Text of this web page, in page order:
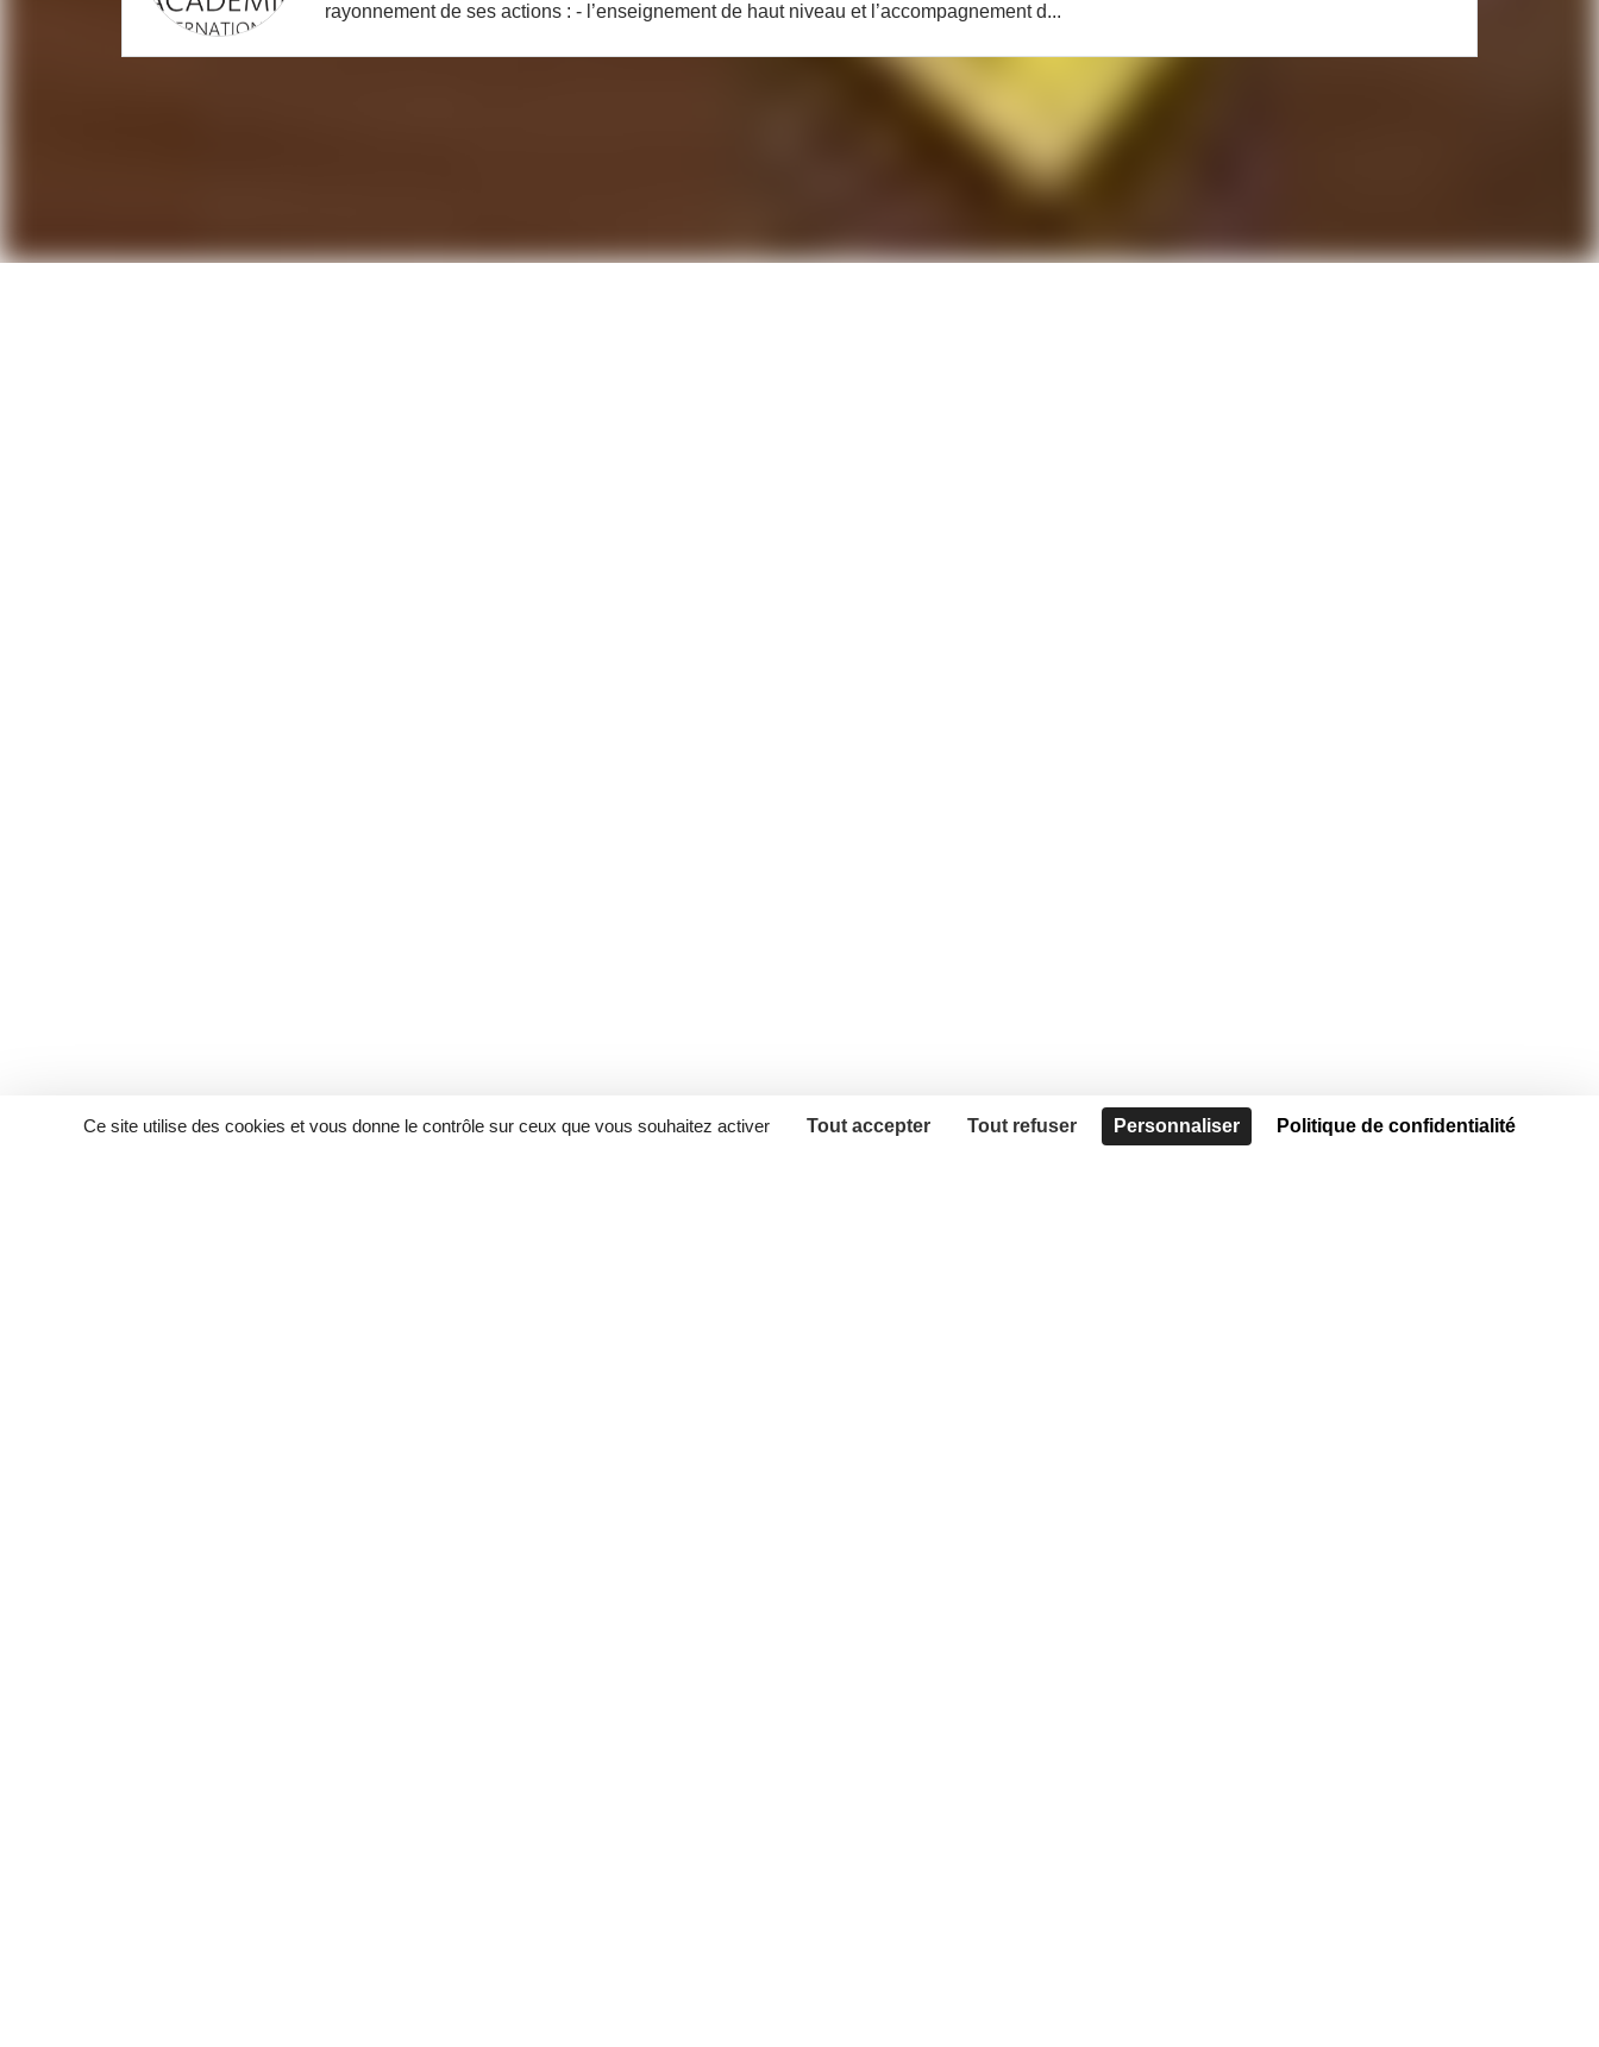
rayonnement de ses actions : - l’enseignement de haut niveau et l’accompagnement d...
Ce site utilise des cookies et vous donne le contrôle sur ceux que vous souhaitez activer Tout accepter Tout refuser Personnaliser Politique de confidentialité